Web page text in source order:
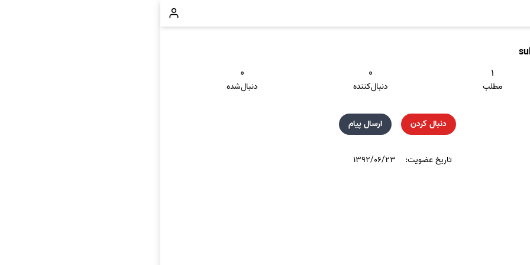
۱
مطلب
۰
دنبال‌کننده
۰
دنبال‌شده
دنبال کردن ارسال پیام
تاریخ عضویت: ۱۳۹۲/۰۶/۲۳